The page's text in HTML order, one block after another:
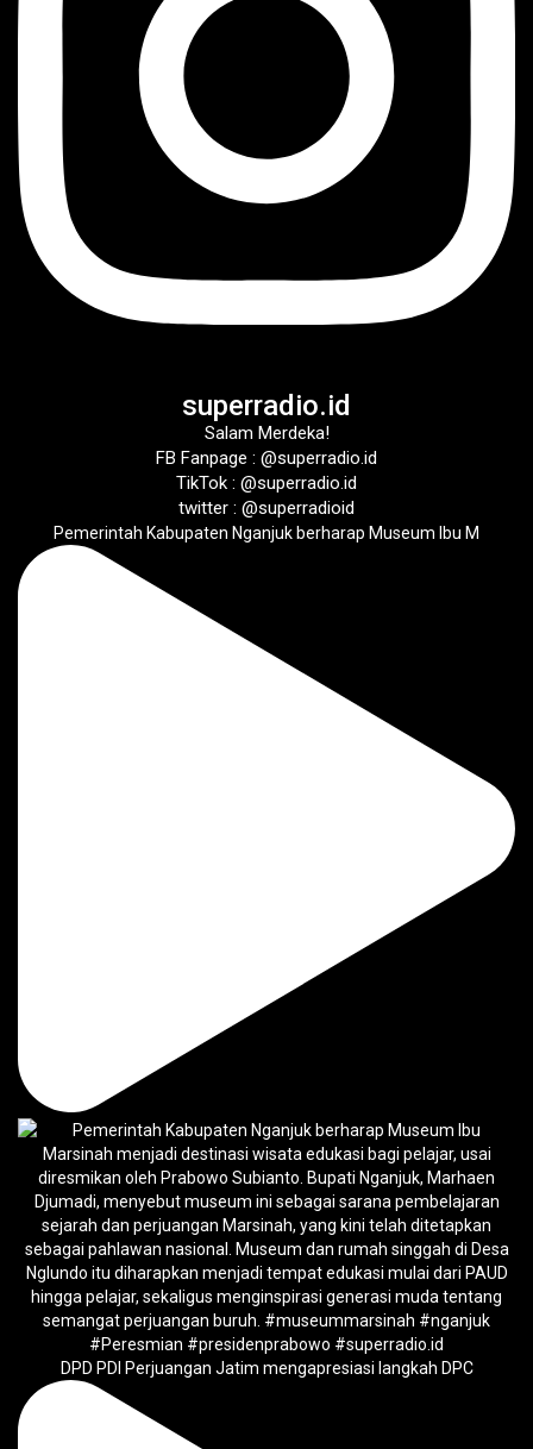
superradio.id
Salam Merdeka!
FB Fanpage : @superradio.id
TikTok : @superradio.id
twitter : @superradioid
Pemerintah Kabupaten Nganjuk berharap Museum Ibu M
DPD PDI Perjuangan Jatim mengapresiasi langkah DPC